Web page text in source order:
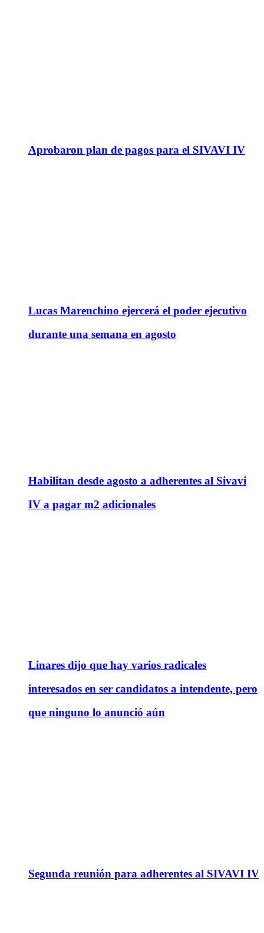
Aprobaron plan de pagos para el SIVAVI IV
Lucas Marenchino ejercerá el poder ejecutivo
durante una semana en agosto
Habilitan desde agosto a adherentes al Sivavi
IV a pagar m2 adicionales
Linares dijo que hay varios radicales
interesados en ser candidatos a intendente, pero
que ninguno lo anunció aún
Segunda reunión para adherentes al SIVAVI IV